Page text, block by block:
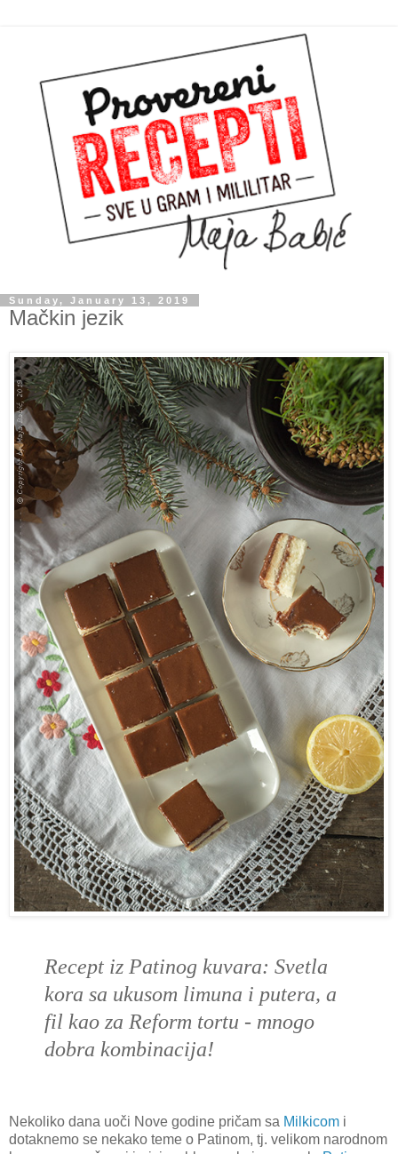
Sunday, January 13, 2019
Mačkin jezik
Recept iz Patinog kuvara: Svetla
kora sa ukusom limuna i putera, a
fil kao za Reform tortu - mnogo
dobra kombinacija!
Nekoliko dana uoči Nove godine pričam sa Milkicom i
dotaknemo se nekako teme o Patinom, tj. velikom narodnom